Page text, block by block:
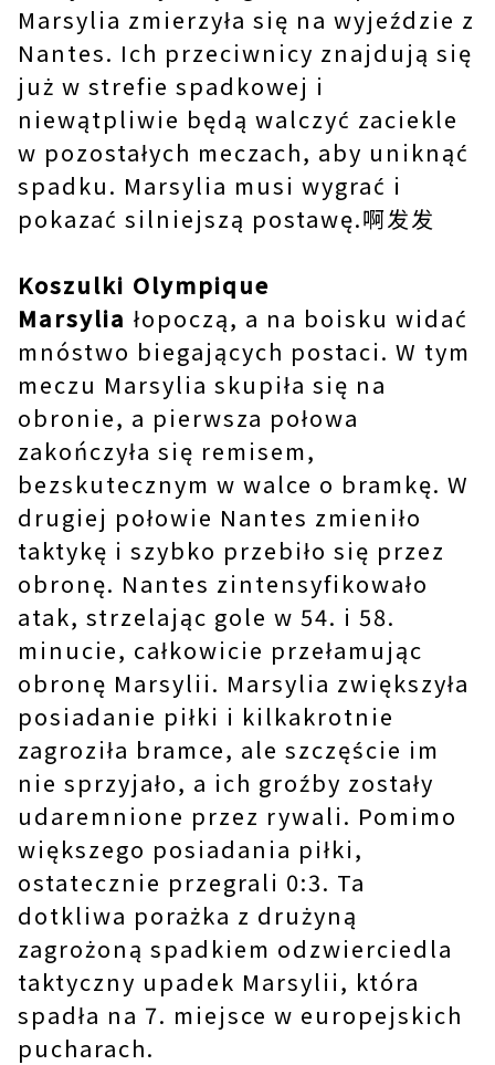
Marsylia zmierzyła się na wyjeździe z
Nantes. Ich przeciwnicy znajdują się
już w strefie spadkowej i
niewątpliwie będą walczyć zaciekle
w pozostałych meczach, aby uniknąć
spadku. Marsylia musi wygrać i
pokazać silniejszą postawę.啊发发
Koszulki Olympique
Marsylia łopoczą, a na boisku widać
mnóstwo biegających postaci. W tym
meczu Marsylia skupiła się na
obronie, a pierwsza połowa
zakończyła się remisem,
bezskutecznym w walce o bramkę. W
drugiej połowie Nantes zmieniło
taktykę i szybko przebiło się przez
obronę. Nantes zintensyfikowało
atak, strzelając gole w 54. i 58.
minucie, całkowicie przełamując
obronę Marsylii. Marsylia zwiększyła
posiadanie piłki i kilkakrotnie
zagroziła bramce, ale szczęście im
nie sprzyjało, a ich groźby zostały
udaremnione przez rywali. Pomimo
większego posiadania piłki,
ostatecznie przegrali 0:3. Ta
dotkliwa porażka z drużyną
zagrożoną spadkiem odzwierciedla
taktyczny upadek Marsylii, która
spadła na 7. miejsce w europejskich
pucharach.